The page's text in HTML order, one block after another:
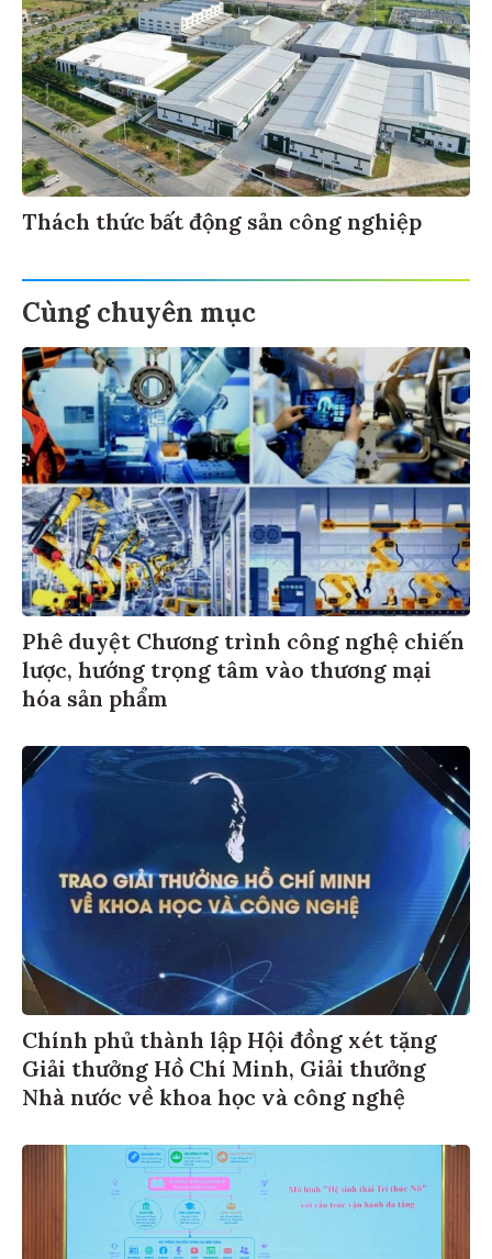
Thách thức bất động sản công nghiệp
Cùng chuyên mục
Phê duyệt Chương trình công nghệ chiến
lược, hướng trọng tâm vào thương mại
hóa sản phẩm
Chính phủ thành lập Hội đồng xét tặng
Giải thưởng Hồ Chí Minh, Giải thưởng
Nhà nước về khoa học và công nghệ